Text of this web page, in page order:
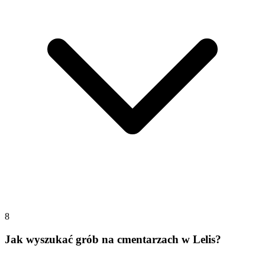
8
Jak wyszukać grób na cmentarzach w Lelis?